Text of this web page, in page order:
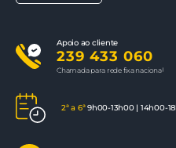
Apoio ao cliente
239 433 060
Chamada para rede fixa nacional
2ª a 6ª9h00-13h00 | 14h00-